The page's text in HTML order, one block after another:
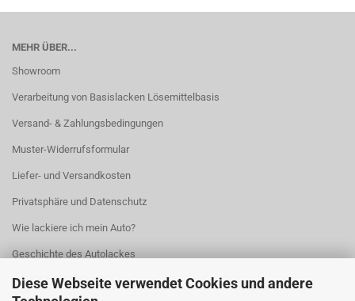
Diese Webseite verwendet Cookies und andere
MEHR ÜBER...
Showroom
Verarbeitung von Basislacken Lösemittelbasis
Versand- & Zahlungsbedingungen
Muster-Widerrufsformular
Liefer- und Versandkosten
Privatsphäre und Datenschutz
Wie lackiere ich mein Auto?
Geschichte des Autolackes
Cookie Einstellungen